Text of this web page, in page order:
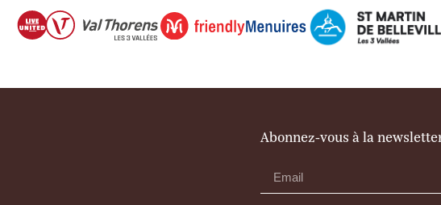
Abonnez-vous à la